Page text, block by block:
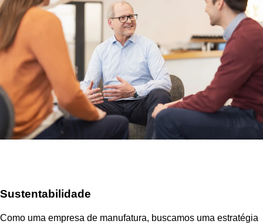
Sustentabilidade
Como uma empresa de manufatura, buscamos uma estratégia